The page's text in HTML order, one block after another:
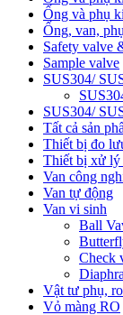
Ống và phụ
Ống, van,
Safety valve
Sample valve
SUS304/
SUS304/
Tất cả sản
Thiết bị đo
Thiết bị xử lý
Van công
Van tự động
Van vi sinh
Ball
Check
Vật tư phụ,
Vỏ màng RO